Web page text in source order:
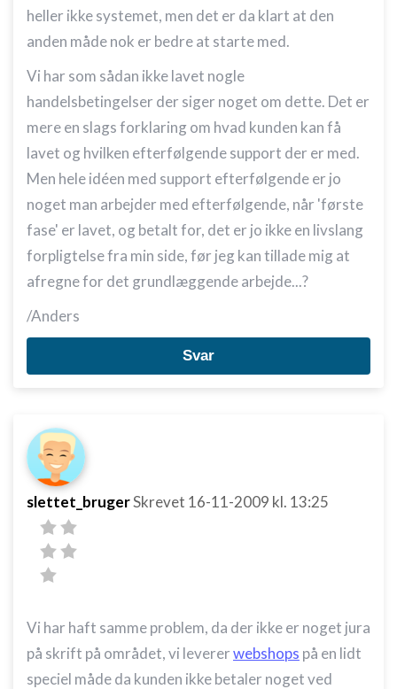
heller ikke systemet, men det er da klart at den
anden måde nok er bedre at starte med.
Vi har som sådan ikke lavet nogle
handelsbetingelser der siger noget om dette. Det er
mere en slags forklaring om hvad kunden kan få
lavet og hvilken efterfølgende support der er med.
Men hele idéen med support efterfølgende er jo
noget man arbejder med efterfølgende, når 'første
fase' er lavet, og betalt for, det er jo ikke en livslang
forpligtelse fra min side, før jeg kan tillade mig at
afregne for det grundlæggende arbejde...?
/Anders
Svar
slettet_brugerSkrevet 16-11-2009 kl. 13:25
Vi har haft samme problem, da der ikke er noget jura
på skrift på området, vi levererwebshops på en lidt
speciel måde da kunden ikke betaler noget ved